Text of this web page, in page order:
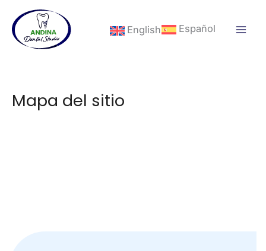
contenido
English Español
Mapa del sitio